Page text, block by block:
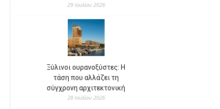
29 Ιουλίου 2026
Ξύλινοι ουρανοξύστες: Η
τάση που αλλάζει τη
σύγχρονη αρχιτεκτονική
28 Ιουλίου 2026